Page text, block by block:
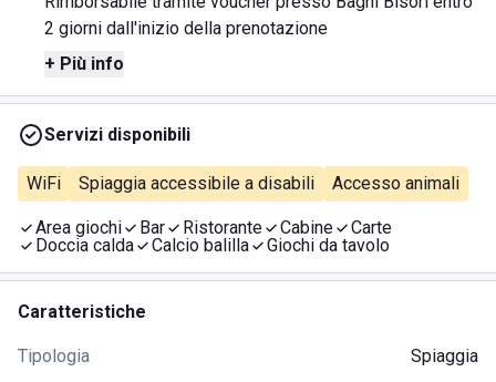
2 giorni dall'inizio della prenotazione
+ Più info
Servizi disponibili
WiFi Spiaggia accessibile a disabili Accesso animali
Area giochi Bar Ristorante Cabine
Carte
Doccia calda
Calcio balilla Giochi da tavolo
Caratteristiche
Tipologia Spiaggia